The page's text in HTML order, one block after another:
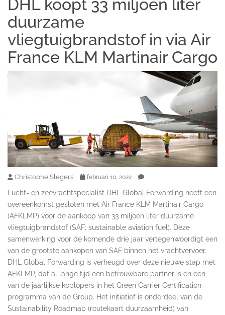
DHL koopt 33 miljoen liter
duurzame
vliegtuigbrandstof in via Air
France KLM Martinair Cargo
Christophe Slegers februari 10, 2022
Lucht- en zeevrachtspecialist DHL Global Forwarding heeft een
overeenkomst gesloten met Air France KLM Martinair Cargo
(AFKLMP) voor de aankoop van 33 miljoen liter duurzame
vliegtuigbrandstof (SAF; sustainable aviation fuel). Deze
samenwerking voor de komende drie jaar vertegenwoordigt een
van de grootste aankopen van SAF binnen het vrachtvervoer.
DHL Global Forwarding is verheugd over deze nieuwe stap met
AFKLMP, dat al lange tijd een betrouwbare partner is en een
van de jaarlijkse koplopers in het Green Carrier Certification-
programma van de Group. Het initiatief is onderdeel van de
Sustainability Roadmap (routekaart duurzaamheid) van